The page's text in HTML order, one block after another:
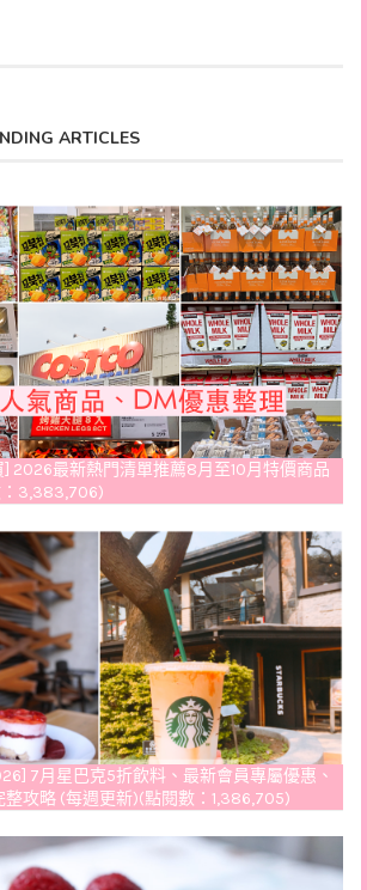
ARTICLES
2026最新熱門清單推薦8月至10月特價商品
3,383,706)
7月星巴克5折飲料、最新會員專屬優惠、
攻略 (每週更新)(點閱數：1,386,705)